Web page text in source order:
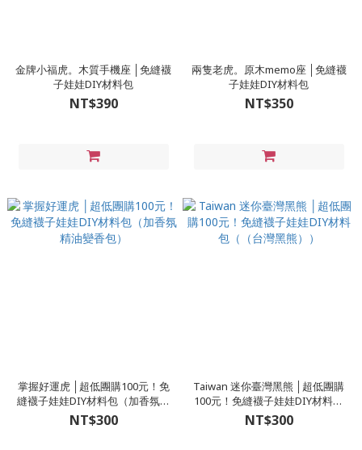
金牌小福虎。木質手機座 │免縫襪
子娃娃DIY材料包
NT$390
兩隻老虎。原木memo座 │免縫襪
子娃娃DIY材料包
NT$350
掌握好運虎 │超低團購100元！免
縫襪子娃娃DIY材料包（加香氛精
油變香包）
NT$300
Taiwan 迷你臺灣黑熊 │超低團購
100元！免縫襪子娃娃DIY材料包
（（台灣黑熊））
NT$300